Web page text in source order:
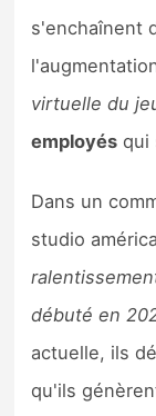
Previews
Sorties de
Bons plans
Guides
s'enchaînent
virtuelle du
employés qui
Dans un
studio
débuté en
actuelle, ils
qu'ils